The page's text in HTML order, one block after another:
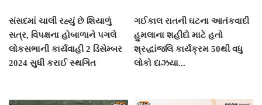
સંસદમાં ચાલી રહ્યું છે શિયાળું
સત્ર, વિપક્ષના હોબાળાને પગલે
લોકસભાની કાર્યવાહી 2 ડિસેમ્બર
2024 સુધી કરાઈ સ્થગિત
ગઈકાલ રાતની ઘટના આતંકવાદી
હુમલાના શહીદો માટે હતો
શ્રદ્ધાંજલિ કાર્યક્રમ 50થી વધુ
લોકો દાઝયા...